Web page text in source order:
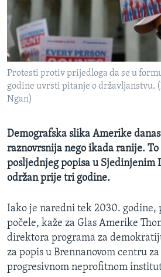
O GLASU AMERIKE
Learning English
PRATITE NAS
Jezici
Protesti protiv prijedloga da se u
godine uvrsti pitanje o državljanstvu.
Ngan)
Demografska slika Amerike
raznovrsnija nego ikada ranije.
posljednjeg popisa u Sjedinjenim
održan prije tri godine.
Iako je naredni tek 2030. godine,
počele, kaže za Glas Amerike
direktora programa za
za popis u Brennanovom centru
progresivnom neprofitnom